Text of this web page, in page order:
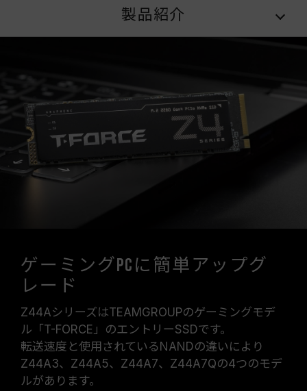
製品紹介
ゲーミングPCに簡単アップグ
レード
Z44AシリーズはTEAMGROUPのゲーミングモデ
ル「T-FORCE」のエントリーSSDです。
転送速度と使用されているNANDの違いにより
Z44A3、Z44A5、Z44A7、Z44A7Qの4つのモデ
ルがあります。